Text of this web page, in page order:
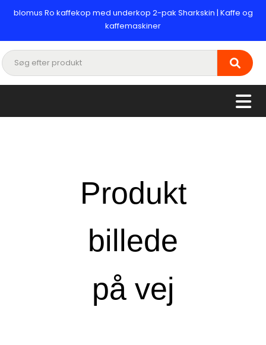
blomus Ro kaffekop med underkop 2-pak Sharkskin | Kaffe og
kaffemaskiner